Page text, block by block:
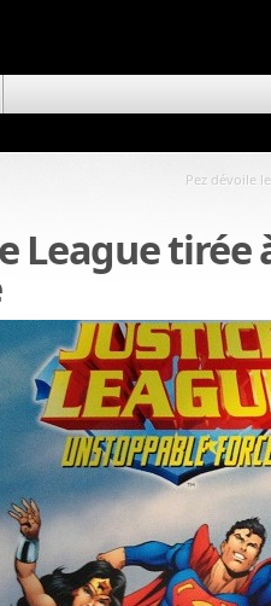
Pez dévoile
League